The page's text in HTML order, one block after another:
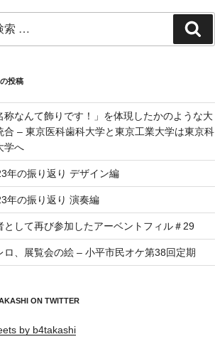
索
投稿
称なんて飾りです！」を体現したかのような大
合 – 東京医科歯科大学と東京工業大学は東京科
学へ
年の振り返り デザイン編
年の振り返り 演奏編
として再び参加したアーベントフィル＃29
ロ、展覧会の絵 – 小平市民オケ第38回定期
ON TWITTER
by b4takashi